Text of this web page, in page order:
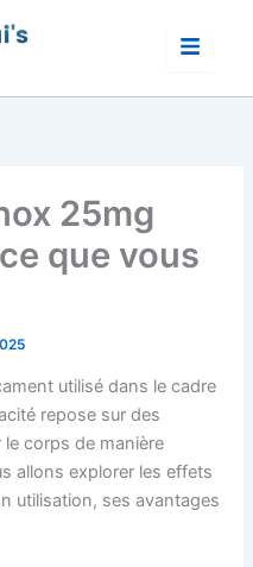
25mg
que vous
utilisé dans le cadre
repose sur des
corps de manière
allons explorer les effets
utilisation, ses avantages